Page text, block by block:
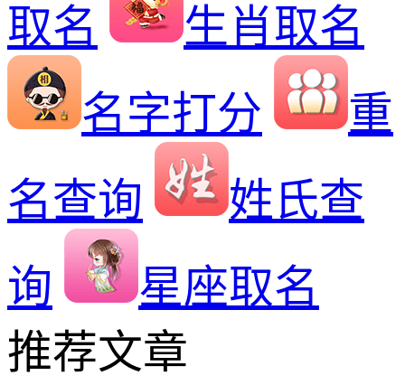
取名
生肖取名
名字打分
重
名查询
姓氏查
询
星座取名
推荐文章